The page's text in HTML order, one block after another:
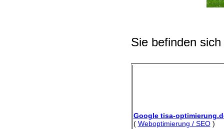
Sie befinden
Google tisa-
( Weboptimierung / SEO)